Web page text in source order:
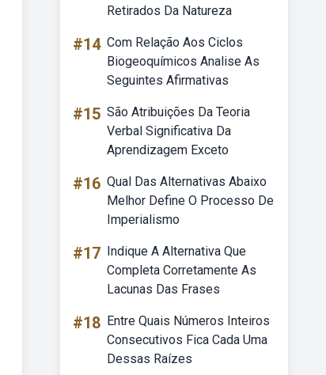
Retirados Da Natureza
#14 Com Relação Aos Ciclos
Biogeoquímicos Analise As
Seguintes Afirmativas
#15 São Atribuições Da Teoria
Verbal Significativa Da
Aprendizagem Exceto
#16 Qual Das Alternativas Abaixo
Melhor Define O Processo De
Imperialismo
#17 Indique A Alternativa Que
Completa Corretamente As
Lacunas Das Frases
#18 Entre Quais Números Inteiros
Consecutivos Fica Cada Uma
Dessas Raízes